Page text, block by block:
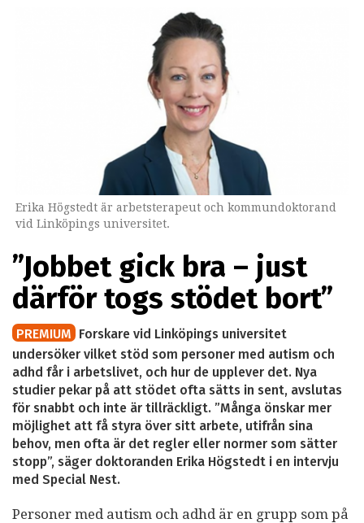
Erika Högstedt är arbetsterapeut och kommundoktorand
vid Linköpings universitet.
”Jobbet gick bra – just
därför togs stödet bort”
PREMIUM Forskare vid Linköpings universitet
undersöker vilket stöd som personer med autism och
adhd får i arbetslivet, och hur de upplever det. Nya
studier pekar på att stödet ofta sätts in sent, avslutas
för snabbt och inte är tillräckligt. ”Många önskar mer
möjlighet att få styra över sitt arbete, utifrån sina
behov, men ofta är det regler eller normer som sätter
stopp”, säger doktoranden Erika Högstedt i en intervju
med Special Nest.
Personer med autism och adhd är en grupp som på